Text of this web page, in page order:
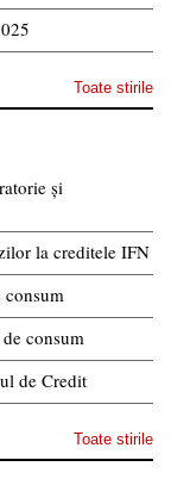
Toate stirile
și
la creditele IFN
consum
de Credit
Toate stirile